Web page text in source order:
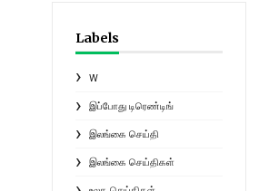
Labels
W
இப்போது டிரெண்டிங்
இலங்கை செய்தி
இலங்கை செய்திகள்